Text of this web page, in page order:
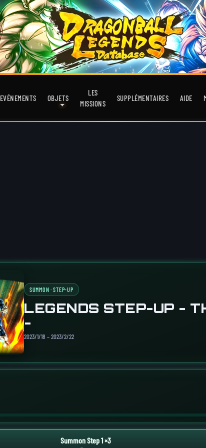
EVÉNEMENTS OBJETS
LES
MISSIONS
SUPPLÉMENTAIRES AIDE
SUMMON · STEP-UP
LEGENDS STEP-UP -
-
2023/1/18 – 2023/2/22
Summon Step 1 ×3